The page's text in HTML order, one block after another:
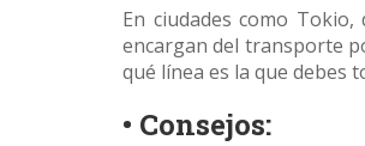
En ciudades como
encargan del transporte
qué línea es la que debes
• Consejos: